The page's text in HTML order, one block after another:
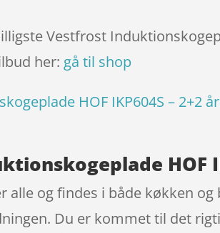
Vestfrost
her: gå til shop
HOF IKP604S – 2+2
HOF
alle og findes i både køkken
Du er kommet til det